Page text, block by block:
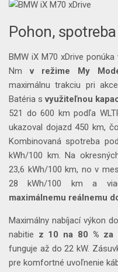
Pohon,
BMW iX M70 xDrive
Nmv režime My
maximálnu trakciu pri
Batéria svyužiteľnou
521 do 600 km podľa
ukazoval dojazd 450 km,
Kombinovaná spotreba
kWh/100 km. Na
23,6 kWh/100 km, no v
28 kWh/100 km a
maximálnemu reálnemu
Maximálny nabíjací výkon
nabitie z 10 na 80 % za
funguje až do 22 kW.
pre komfortné uvoľnenie